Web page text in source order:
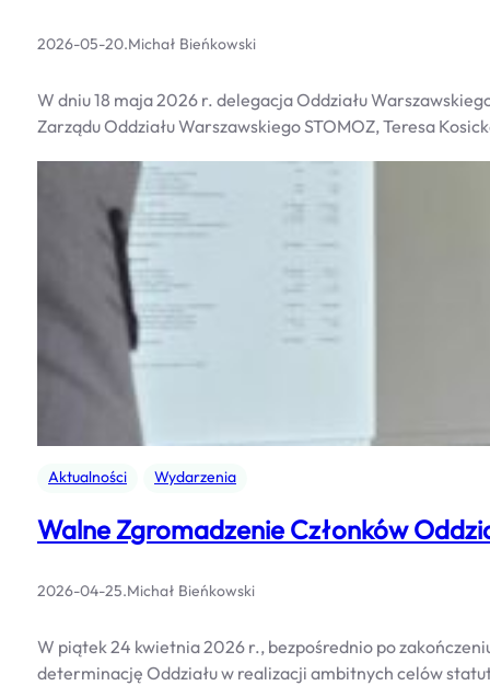
2026-05-20.Michał Bieńkowski
W dniu 18 maja 2026 r. delegacja Oddziału
Zarządu Oddziału Warszawskiego STOMOZ, Teresa
Aktualności Wydarzenia
Walne Zgromadzenie Członków
2026-04-25.Michał Bieńkowski
W piątek 24 kwietnia 2026 r., bezpośrednio po
determinację Oddziału w realizacji ambitnych celów